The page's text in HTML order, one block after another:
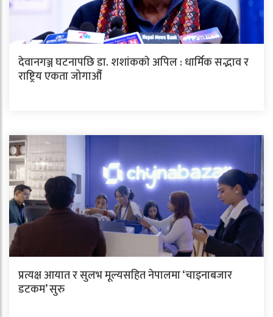
देवानगञ्ज घटनापछि डा. शशांककाे अपिल : धार्मिक सद्भाव र
राष्ट्रिय एकता जोगाऔँ
प्रत्यक्ष आयात र सुलभ मूल्यसहित नेपालमा ‘चाइनाबजार
डटकम’ सुरु